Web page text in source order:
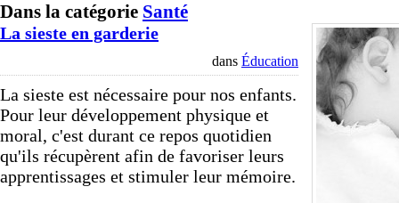
Dans la catégorie Santé
La sieste en garderie
dans Éducation
La sieste est nécessaire pour nos enfants.
Pour leur développement physique et
moral, c'est durant ce repos quotidien
qu'ils récupèrent afin de favoriser leurs
apprentissages et stimuler leur mémoire.